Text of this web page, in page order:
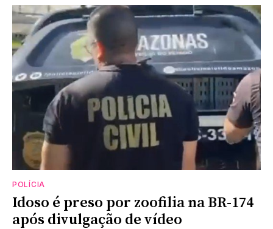
POLÍCIA
Idoso é preso por zoofilia na BR-174
após divulgação de vídeo